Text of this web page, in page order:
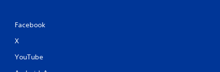
Facebook
X
YouTube